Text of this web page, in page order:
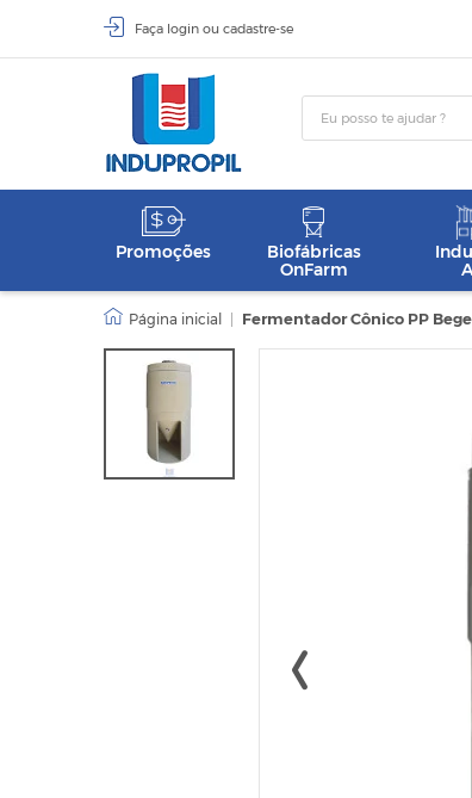
Faça login ou cadastre-se
Promoções
Biofábricas
OnFarm
Fermentador Cônico PP